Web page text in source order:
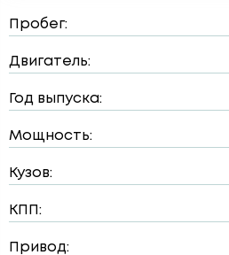
Пробег:
Двигатель:
Год выпуска:
Мощность:
Кузов:
КПП:
Привод: